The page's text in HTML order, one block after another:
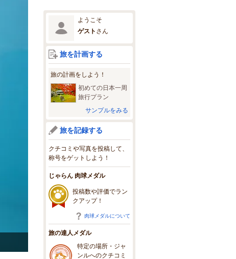
イルカショーでも大活躍のバンドウイルカ
ようこそ
ゲスト さん
旅を計画する
旅の計画をしよう！
初めての日本一周
旅行プラン
サンプルをみる
旅を記録する
クチコミや写真を投稿して、
称号をゲットしよう！
じゃらん 肉球メダル
投稿数や評価でラン
クアップ！
肉球メダルについて
旅の達人メダル
特定の場所・ジャ
ンルへのクチコミ